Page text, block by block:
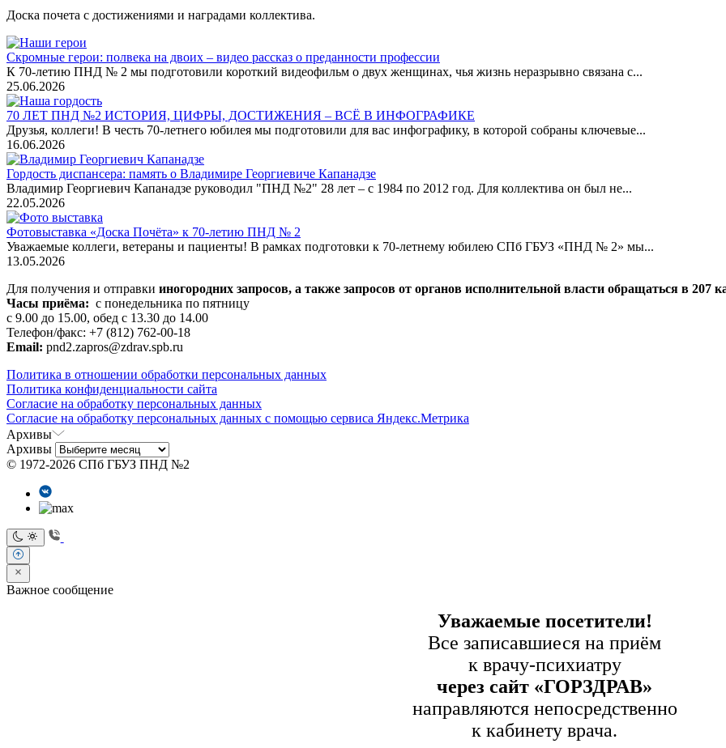
Доска почета с достижениями и наградами коллектива.
Скромные герои: полвека на двоих – видео рассказ о преданности профессии
К 70-летию ПНД № 2 мы подготовили короткий видеофильм о двух женщинах, чья жизнь неразрывно связана с...
25.06.2026
70 ЛЕТ ПНД №2 ИСТОРИЯ, ЦИФРЫ, ДОСТИЖЕНИЯ – ВСЁ В ИНФОГРАФИКЕ
Друзья, коллеги! В честь 70-летнего юбилея мы подготовили для вас инфографику, в которой собраны ключевые...
16.06.2026
Гордость диспансера: память о Владимире Георгиевиче Капанадзе
Владимир Георгиевич Капанадзе руководил "ПНД №2" 28 лет – с 1984 по 2012 год. Для коллектива он был не...
22.05.2026
Фотовыставка «Доска Почёта» к 70-летию ПНД № 2
Уважаемые коллеги, ветераны и пациенты! В рамках подготовки к 70-летнему юбилею СПб ГБУЗ «ПНД № 2» мы...
13.05.2026
Для получения и отправки иногородних запросов, а также запросов от органов исполнительной власти обращаться в 207
Часы приёма: с понедельника по пятницу
с 9.00 до 15.00, обед с 13.30 до 14.00
Телефон/факс: +7 (812) 762-00-18
Email: pnd2.zapros@zdrav.spb.ru
Политика в отношении обработки персональных данных
Политика конфиденциальности сайта
Согласие на обработку персональных данных
Согласие на обработку персональных данных с помощью сервиса Яндекс.Метрика
Архивы
Архивы
© 1972-2026 СПб ГБУЗ ПНД №2
Важное сообщение
Уважаемые посетители!
Все записавшиеся на приём
к врачу-психиатру
через сайт «ГОРЗДРАВ»
направляются непосредственно
к кабинету врача.